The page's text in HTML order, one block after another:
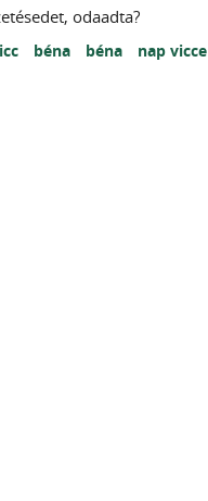
odaadta?
béna béna nap vicce